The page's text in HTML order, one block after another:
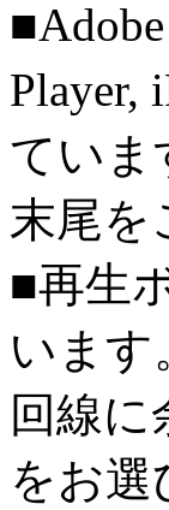
Player,
ていま
末尾を
■再生
います
回線
をお選